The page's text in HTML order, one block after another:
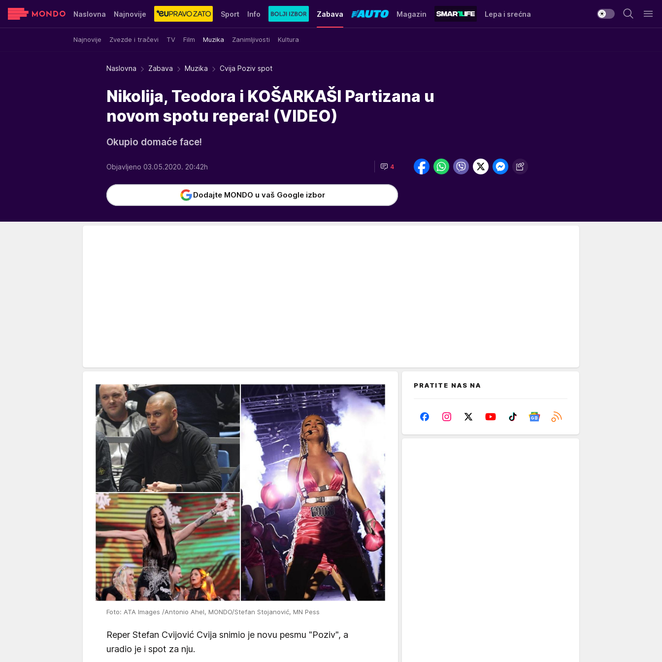
Naslovna Najnovije Sport Info Zabava
Najnovije Zvezde i tračevi TV Film Muzika Zanimljivosti Kultura
Magazin Lepa i srećna
Sensa Stvar ukusa Yumama
Naslovna Zabava Muzika Cvija Poziv spot
Nikolija, Teodora i KOŠARKAŠI Partizana u
novom spotu repera! (VIDEO)
Okupio domaće face!
Objavljeno 03.05.2020. 20:42h 4
Dodajte MONDO u vaš Google izbor
Foto: ATA Images /Antonio Ahel, MONDO/Stefan Stojanović, MN Pess
Reper Stefan Cvijović Cvija snimio je novu pesmu "Poziv", a
uradio je i spot za nju.
PRATITE NAS NA